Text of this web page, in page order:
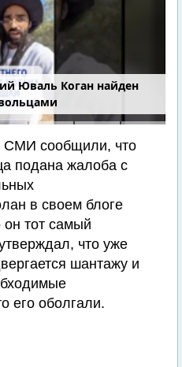
Юваль Коган найден
СМИ сообщили, что
подана жалоба с
в своем блоге
тот самый
что уже
шантажу и
его оболгали.